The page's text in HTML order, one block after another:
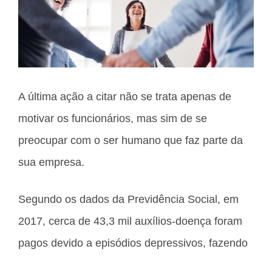
A última ação a citar não se trata apenas de
motivar os funcionários, mas sim de se
preocupar com o ser humano que faz parte da
sua empresa.
Segundo os dados da Previdência Social, em
2017, cerca de 43,3 mil auxílios-doença foram
pagos devido a episódios depressivos, fazendo